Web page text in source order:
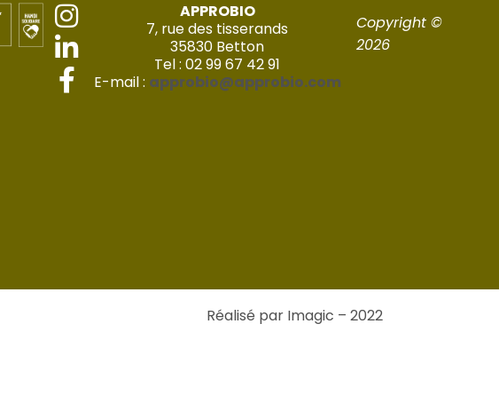
APPROBIO
7, rue des tisserands
35830 Betton
Tel : 02 99 67 42 91
E-mail : approbio@approbio.com
Copyright ©
2026
Réalisé par Imagic – 2022